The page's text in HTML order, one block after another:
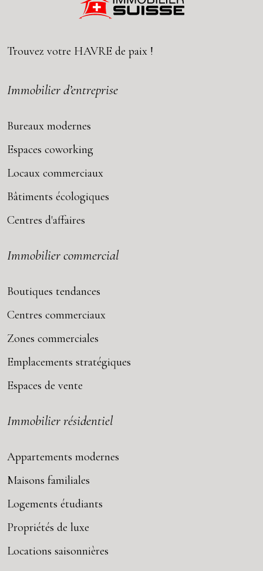
Trouvez votre HAVRE de paix !
Immobilier d’entreprise
Bureaux modernes
Espaces coworking
Locaux commerciaux
Bâtiments écologiques
Centres d'affaires
Immobilier commercial
Boutiques tendances
Centres commerciaux
Zones commerciales
Emplacements stratégiques
Espaces de vente
Immobilier résidentiel
Appartements modernes
Maisons familiales
Logements étudiants
Propriétés de luxe
Locations saisonnières